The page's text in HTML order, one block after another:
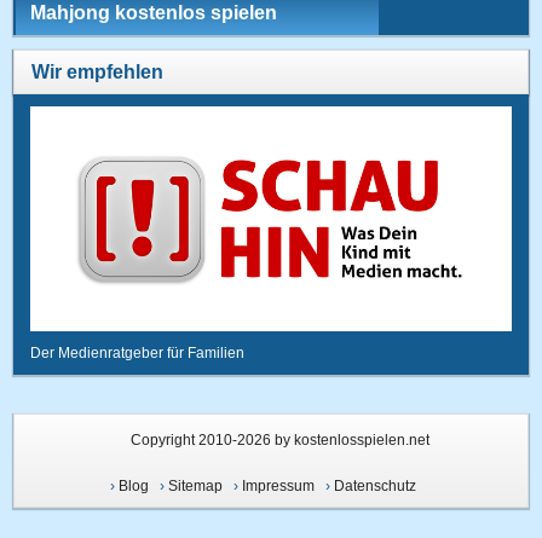
Mahjong kostenlos spielen
Wir empfehlen
Der Medienratgeber für Familien
Copyright 2010-2026 by kostenlosspielen.net
› Blog › Sitemap› Impressum› Datenschutz